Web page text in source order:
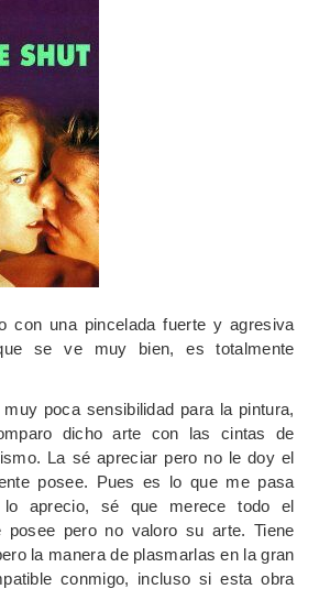
con una pincelada fuerte y agresiva
se ve muy bien, es totalmente
poca sensibilidad para la pintura,
dicho arte con las cintas de
La sé apreciar pero no le doy el
posee. Pues es lo que me pasa
aprecio, sé que merece todo el
posee pero no valoro su arte. Tiene
la manera de plasmarlas en la gran
conmigo, incluso si esta obra